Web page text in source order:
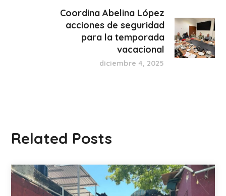
Coordina Abelina López
acciones de seguridad
para la temporada
vacacional
diciembre 4, 2025
Related Posts